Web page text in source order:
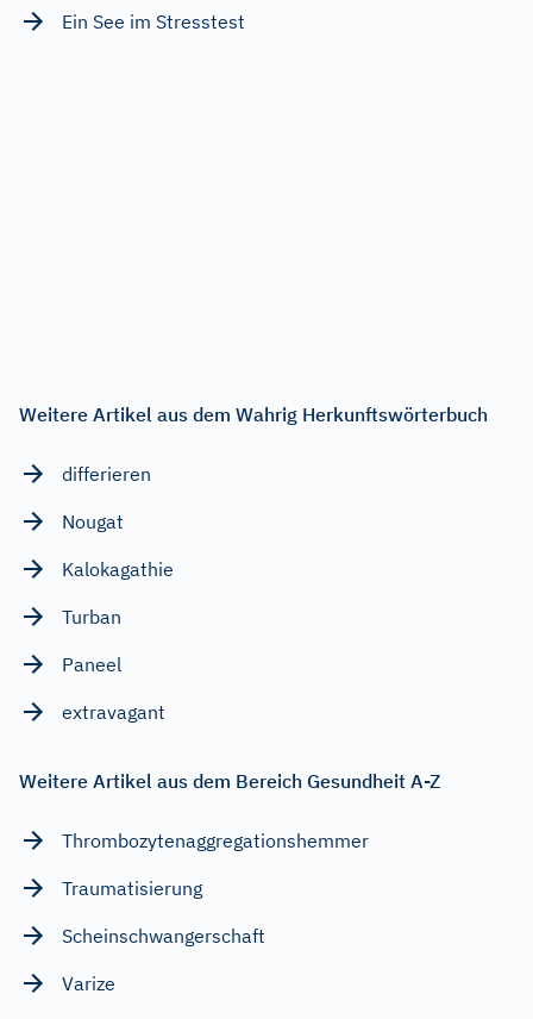
Ein See im Stresstest
Weitere Artikel aus dem Wahrig Herkunftswörterbuch
differieren
Nougat
Kalokagathie
Turban
Paneel
extravagant
Weitere Artikel aus dem Bereich Gesundheit A-Z
Thrombozytenaggregationshemmer
Traumatisierung
Scheinschwangerschaft
Varize